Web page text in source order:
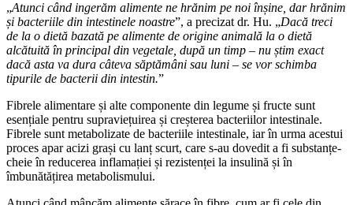
„Atunci când ingerăm alimente ne hrănim pe noi înșine, dar hrănim
și bacteriile din intestinele noastre”, a precizat dr. Hu. „Dacă treci
de la o dietă bazată pe alimente de origine animală la o dietă
alcătuită în principal din vegetale, după un timp – nu știm exact
dacă asta va dura câteva săptămâni sau luni – se vor schimba
tipurile de bacterii din intestin.”
Fibrele alimentare și alte componente din legume și fructe sunt
esențiale pentru supraviețuirea și creșterea bacteriilor intestinale.
Fibrele sunt metabolizate de bacteriile intestinale, iar în urma acestui
proces apar acizi grași cu lanț scurt, care s-au dovedit a fi substanțe-
cheie în reducerea inflamației și rezistenței la insulină și în
îmbunătățirea metabolismului.